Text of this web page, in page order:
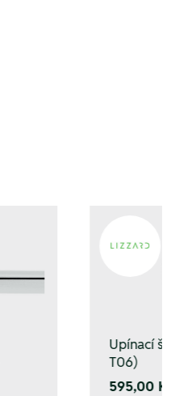
Upínací
T06)
595,00 Kč